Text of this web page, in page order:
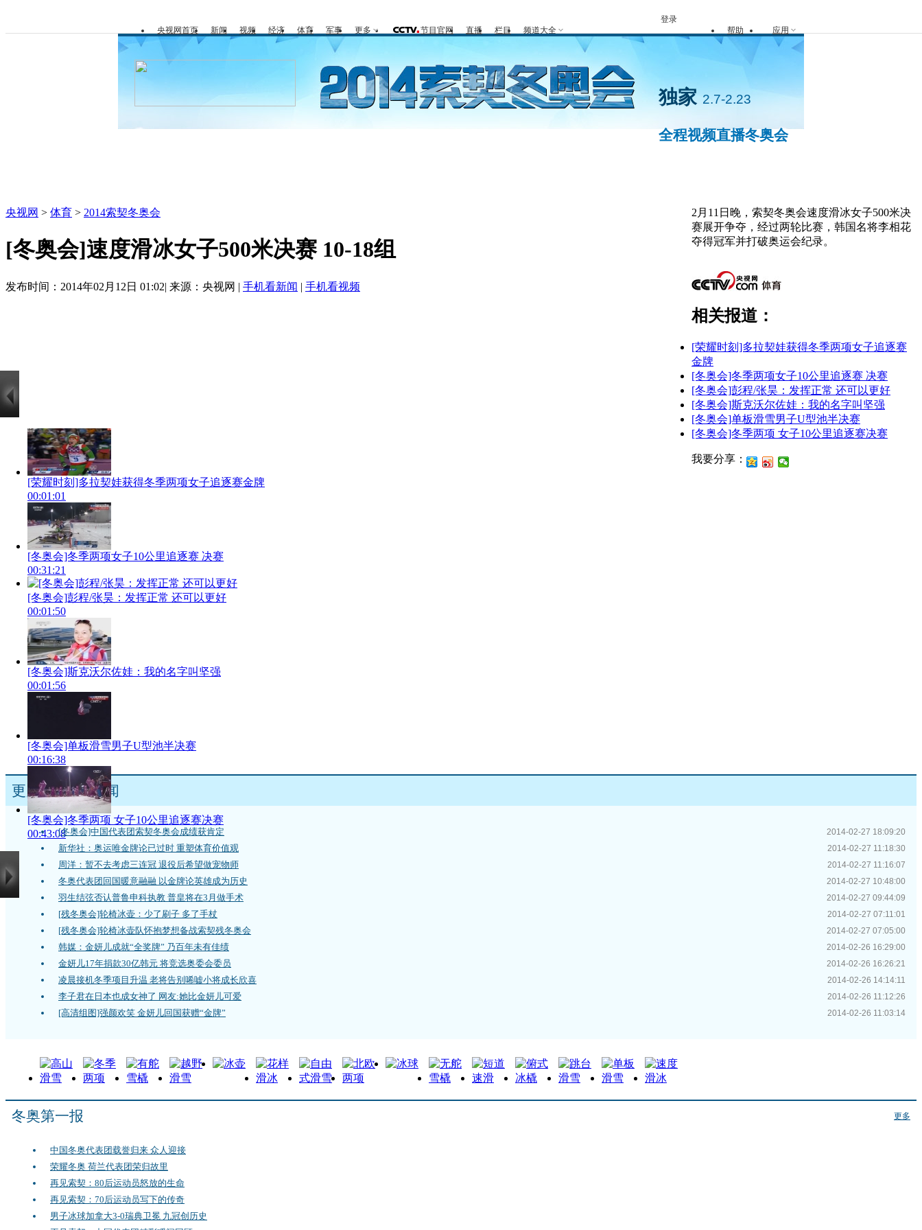
央视网首页 新闻 视频 经济 体育 军事 更多 节目官网 直播 栏目 频道大全 帮助 应用
登录
独家 2.7-2.23
全程视频直播冬奥会
央视网 > 体育 > 2014索契冬奥会
[冬奥会]速度滑冰女子500米决赛 10-18组
发布时间：2014年02月12日 01:02| 来源：央视网 | 手机看新闻 | 手机看视频
[荣耀时刻]多拉契娃获得冬季两项女子追逐赛金牌
00:01:01
[冬奥会]冬季两项女子10公里追逐赛 决赛
00:31:21
[冬奥会]彭程/张昊：发挥正常 还可以更好
00:01:50
[冬奥会]斯克沃尔佐娃：我的名字叫坚强
00:01:56
[冬奥会]单板滑雪男子U型池半决赛
00:16:38
[冬奥会]冬季两项 女子10公里追逐赛决赛
00:43:08
2月11日晚，索契冬奥会速度滑冰女子500米决
赛展开争夺，经过两轮比赛，韩国名将李相花
夺得冠军并打破奥运会纪录。
相关报道：
[荣耀时刻]多拉契娃获得冬季两项女子追逐赛
金牌
[冬奥会]冬季两项女子10公里追逐赛 决赛
[冬奥会]彭程/张昊：发挥正常 还可以更好
[冬奥会]斯克沃尔佐娃：我的名字叫坚强
[冬奥会]单板滑雪男子U型池半决赛
[冬奥会]冬季两项 女子10公里追逐赛决赛
我要分享：
更多冬奥会新闻
2014-02-27 18:09:20
[冬奥会]中国代表团索契冬奥会成绩获肯定
2014-02-27 11:18:30
新华社：奥运唯金牌论已过时 重塑体育价值观
2014-02-27 11:16:07
周洋：暂不去考虑三连冠 退役后希望做宠物师
2014-02-27 10:48:00
冬奥代表团回国暖意融融 以金牌论英雄成为历史
2014-02-27 09:44:09
羽生结弦否认普鲁申科执教 普皇将在3月做手术
2014-02-27 07:11:01
[残冬奥会]轮椅冰壶：少了刷子 多了手杖
2014-02-27 07:05:00
[残冬奥会]轮椅冰壶队怀抱梦想备战索契残冬奥会
2014-02-26 16:29:00
韩媒：金妍儿成就“全奖牌” 乃百年未有佳绩
2014-02-26 16:26:21
金妍儿17年捐款30亿韩元 将竞选奥委会委员
2014-02-26 14:14:11
凌晨接机冬季项目升温 老将告别唏嘘小将成长欣喜
2014-02-26 11:12:26
李子君在日本也成女神了 网友:她比金妍儿可爱
2014-02-26 11:03:14
[高清组图]强颜欢笑 金妍儿回国获赠“金牌”
冬奥第一报 更多
中国冬奥代表团载誉归来 众人迎接
荣耀冬奥 荷兰代表团荣归故里
再见索契：80后运动员怒放的生命
再见索契：70后运动员写下的传奇
男子冰球加拿大3-0瑞典卫冕 九冠创历史